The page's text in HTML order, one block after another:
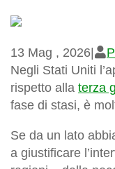
13 Mag , 2026|
Negli Stati Uniti
rispetto alla terza
fase di stasi, è
Se da un lato
a giustificare